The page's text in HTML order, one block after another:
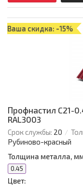
Ваша скидка: -15%
Профнастил C21-
RAL3003
Срок службы: 20
Рубиново-красный
Толщина металла,
0.45
Цвет: